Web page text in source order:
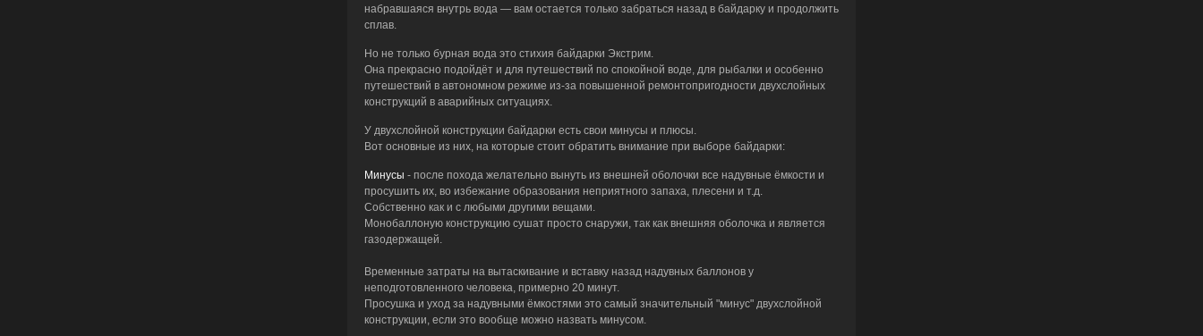
набравшаяся внутрь вода — вам остается только забраться назад в байдарку и продолжить
сплав.
Но не только бурная вода это стихия байдарки Экстрим.
Она прекрасно подойдёт и для путешествий по спокойной воде, для рыбалки и особенно
путешествий в автономном режиме из-за повышенной ремонтопригодности двухслойных
конструкций в аварийных ситуациях.
У двухслойной конструкции байдарки есть свои минусы и плюсы.
Вот основные из них, на которые стоит обратить внимание при выборе байдарки:
Минусы - после похода желательно вынуть из внешней оболочки все надувные ёмкости и
просушить их, во избежание образования неприятного запаха, плесени и т.д.
Собственно как и с любыми другими вещами.
Монобаллоную конструкцию сушат просто снаружи, так как внешняя оболочка и является
газодержащей.
Временные затраты на вытаскивание и вставку назад надувных баллонов у
неподготовленного человека, примерно 20 минут.
Просушка и уход за надувными ёмкостями это самый значительный "минус" двухслойной
конструкции, если это вообще можно назвать минусом.